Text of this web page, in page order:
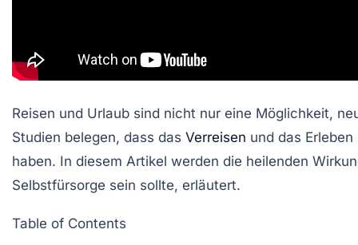
Reisen und Urlaub sind nicht nur eine Möglichkeit,
Studien belegen, dass das Verreisen und das
haben. In diesem Artikel werden die heilenden
Selbstfürsorge sein sollte, erläutert.
Table of Contents